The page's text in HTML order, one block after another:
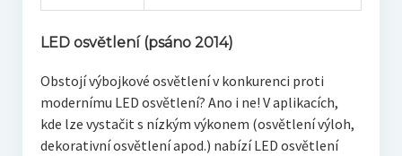
LED osvětlení (psáno 2014)
Obstojí výbojkové osvětlení v konkurenci proti
modernímu LED osvětlení? Ano i ne! V aplikacích,
kde lze vystačit s nízkým výkonem (osvětlení výloh,
dekorativní osvětlení apod.) nabízí LED osvětlení